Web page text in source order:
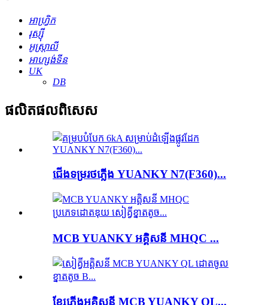
អាហ្វ្រិក
រុស្ស៊ី
អូស្ត្រាលី
អាហ្សង់ទីន
UK
DB
ផលិតផល​ពិសេស
ជើងទម្រ​រថភ្លើង YUANKY N7(F360)...
MCB YUANKY អគ្គិសនី MHQC ...
ខ្សែភ្លើងអគ្គិសនី MCB YUANKY QL...